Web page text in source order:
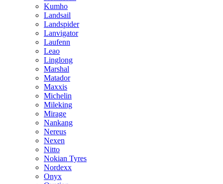
Kumho
Landsail
Landspider
Lanvigator
Laufenn
Leao
Linglong
Marshal
Matador
Maxxis
Michelin
Mileking
Mirage
Nankang
Nereus
Nexen
Nitto
Nokian Tyres
Nordexx
Onyx